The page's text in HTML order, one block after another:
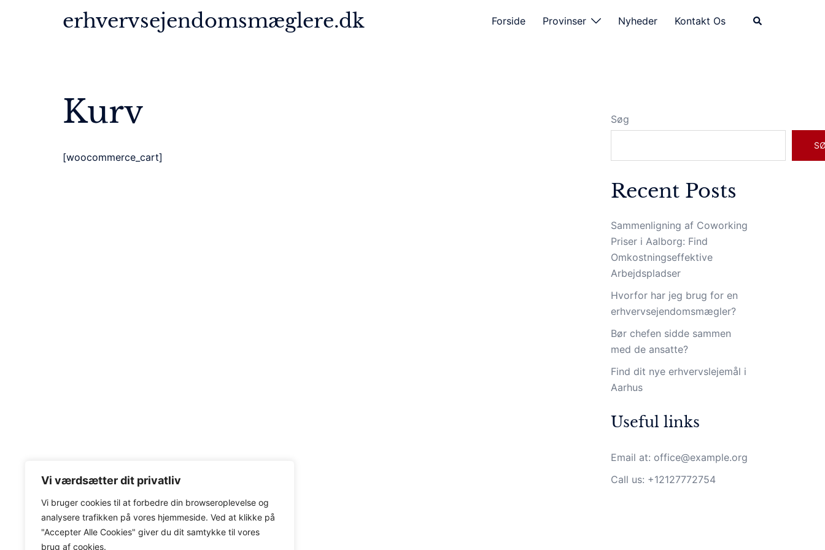
Vi værdsætter dit privatliv
Vi bruger cookies til at forbedre din browseroplevelse og
analysere trafikken på vores hjemmeside. Ved at klikke på
"Accepter Alle Cookies" giver du dit samtykke til vores
brug af cookies.
erhvervsejendomsmæglere.dk Forside Provinser Nyheder Kontakt Os Search
Kurv
[woocommerce_cart]
Søg
Recent Posts
Sammenligning af Coworking
Priser i Aalborg: Find
Omkostningseffektive
Arbejdspladser
Hvorfor har jeg brug for en
erhvervsejendomsmægler?
Bør chefen sidde sammen
med de ansatte?
Find dit nye erhvervslejemål i
Aarhus
Useful links
Email at: office@example.org
Call us: +12127772754